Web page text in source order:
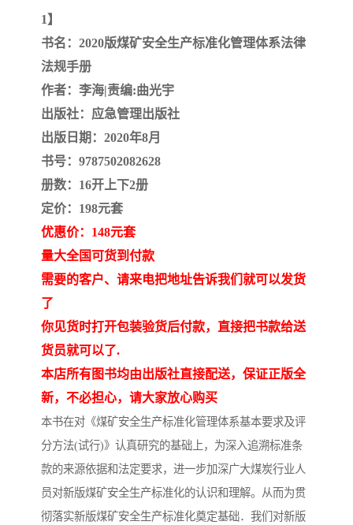
1】
书名：2020版煤矿安全生产标准化管理体系法律
法规手册
作者：李海|责编:曲光宇
出版社：应急管理出版社
出版日期：2020年8月
书号：9787502082628
册数：16开上下2册
定价：198元套
优惠价：148元套
量大全国可货到付款
需要的客户、请来电把地址告诉我们就可以发货
了
你见货时打开包装验货后付款，直接把书款给送
货员就可以了.
本店所有图书均由出版社直接配送，保证正版全
新，不必担心，请大家放心购买
本书在对《煤矿安全生产标准化管理体系基本要求及评
分方法(试行)》认真研究的基础上，为深入追溯标准条
款的来源依据和法定要求，进一步加深广大煤炭行业人
员对新版煤矿安全生产标准化的认识和理解。从而为贯
彻落实新版煤矿安全生产标准化奠定基础．我们对新版
性规范ASME
湖北省建设工程预算定额
甘肃省建设工程预算定额
内蒙古建设工程预算定额
陕西建设工程消耗量定额
贵州水利水电定额
青海省建筑工程消耗量定
20kv及以下配电网工程定
验评定标准
广西建筑安装工程预算定 内河沿海港口疏浚定额
*考军校教材 黑龙江建设工程计价定额
依据
海南省建设工程预算定额 浙江省建设工程预算定额
电力工程预算概算定额 重庆市建设工程计价定额
江苏省建设工程计价定额 深圳市建设工程消耗量定
云南省建设工程预算定额 2020民法典